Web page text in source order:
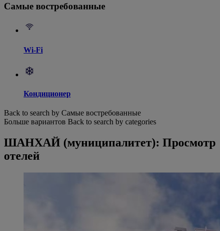
Самые востребованные
Wi-Fi
Кондиционер
Back to search by Самые востребованные
Больше вариантов Back to search by categories
ШАНХАЙ (муниципалитет): Просмотр
отелей